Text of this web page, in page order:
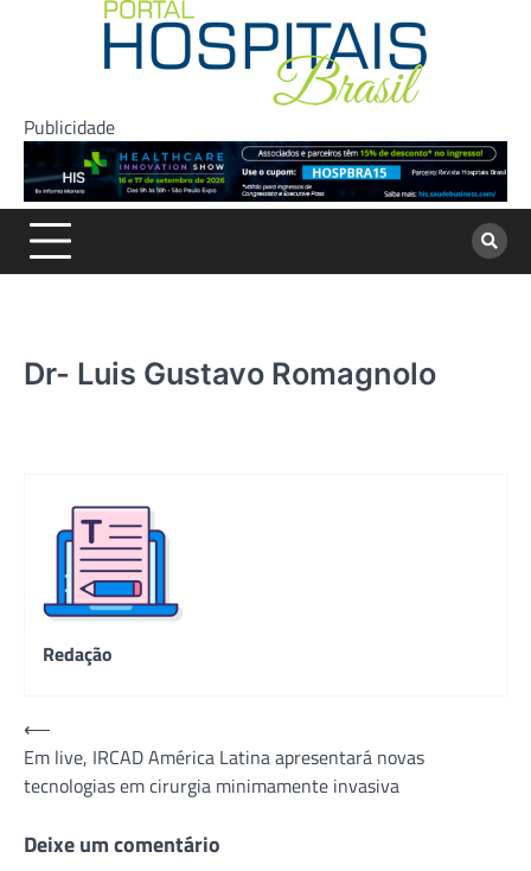
Publicidade
Dr- Luis Gustavo Romagnolo
Redação
Navegação
de
Post
⟵
Em live, IRCAD América Latina apresentará novas
tecnologias em cirurgia minimamente invasiva
Deixe um comentário